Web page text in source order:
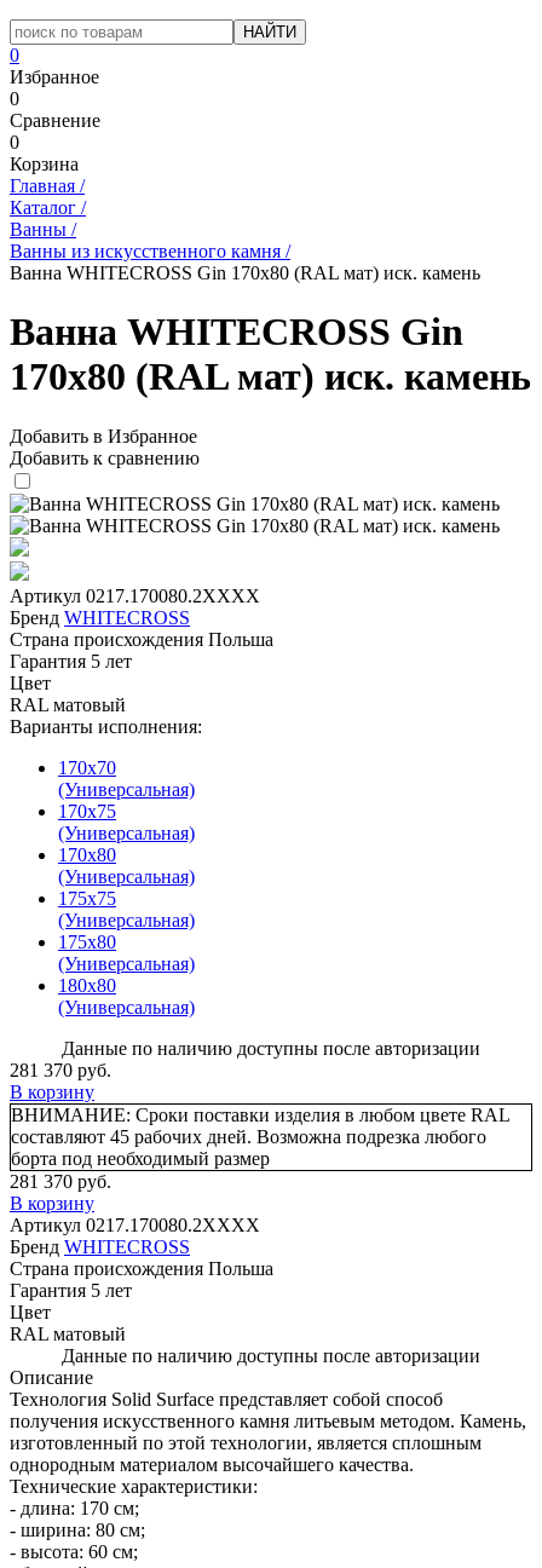
0
Избранное
0
Сравнение
0
Корзина
Главная /
Каталог /
Ванны /
Ванны из искусственного камня /
Ванна WHITECROSS Gin 170x80 (RAL мат) иск. камень
Ванна WHITECROSS Gin
170x80 (RAL мат) иск. камень
Добавить в Избранное
Добавить к сравнению
Артикул 0217.170080.2XXXX
Бренд WHITECROSS
Страна происхождения Польша
Гарантия 5 лет
Цвет
RAL матовый
Варианты исполнения:
170х70
(Универсальная)
170х75
(Универсальная)
170x80
(Универсальная)
175х75
(Универсальная)
175х80
(Универсальная)
180х80
(Универсальная)
Данные по наличию доступны после авторизации
281 370 руб.
В корзину
ВНИМАНИЕ: Сроки поставки изделия в любом цвете RAL
составляют 45 рабочих дней. Возможна подрезка любого
борта под необходимый размер
281 370 руб.
В корзину
Артикул 0217.170080.2XXXX
Бренд WHITECROSS
Страна происхождения Польша
Гарантия 5 лет
Цвет
RAL матовый
Данные по наличию доступны после авторизации
Описание
Технология Solid Surface представляет собой способ
получения искусственного камня литьевым методом. Камень,
изготовленный по этой технологии, является сплошным
однородным материалом высочайшего качества.
Технические характеристики:
- длина: 170 см;
- ширина: 80 см;
- высота: 60 см;